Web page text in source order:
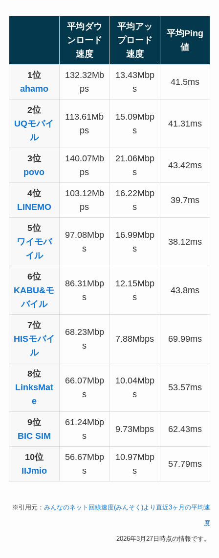
平均ダウ
ンロード
速度
平均アッ
プロード
速度
平均Ping
値
1位
ahamo
132.32Mb
ps
13.43Mbp
s
41.5ms
2位
UQモバイ
ル
113.61Mb
ps
15.09Mbp
s
41.31ms
3位
povo
140.07Mb
ps
21.06Mbp
s
43.42ms
4位
LINEMO
103.12Mb
ps
16.22Mbp
s
39.7ms
5位
ワイモバ
イル
97.08Mbp
s
16.99Mbp
s
38.12ms
6位
KABU&モ
バイル
86.31Mbp
s
12.15Mbp
s
43.8ms
7位
HISモバイ
ル
68.23Mbp
s
7.88Mbps 69.99ms
8位
LinksMat
e
66.07Mbp
s
10.04Mbp
s
53.57ms
9位
BIC SIM
61.24Mbp
s
9.73Mbps 62.43ms
10位
IIJmio
56.67Mbp
s
10.97Mbp
s
57.79ms
※引用元：みんなのネット回線速度(みんそく)より直近3ヶ月の平均速
度
2026年3月27日時点の情報です。